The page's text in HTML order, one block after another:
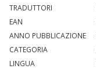
TRADUTTORI
EAN
ANNO PUBBLICAZIONE
CATEGORIA
LINGUA